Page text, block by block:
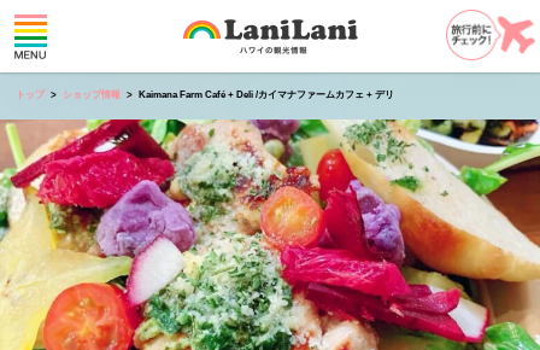
トップ ショップ情報 Kaimana Farm Café + Deli /カイマナファームカフェ + デリ